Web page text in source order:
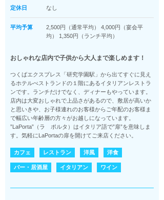
定休日 なし
平均予算
2,500円（通常平均） 4,000円（宴会平
均） 1,350円（ランチ平均）
おしゃれな店内で子供から大人まで楽しめます！
つくばエクスプレス「研究学園駅」から出てすぐに見え
るホテルべストランドの１階にあるイタリアンレストラ
ンです。ランチだけでなく、ディナーもやっています。
店内は大変おしゃれで上品さがあるので、敷居が高いか
と思いきや、お子様連れのお客様からご年配のお客様ま
で幅広い年齢層の方々がお越しになっています。
”LaPorta”（ラ ポルタ）はイタリア語で”扉”を意味しま
す。気軽にLaPortaの扉を開けてご来店ください。
カフェ レストラン 洋風 洋食
バー・居酒屋 イタリアン ワイン